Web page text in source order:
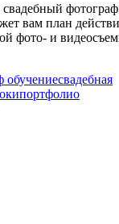
фотограф
вам план
фото- и
обучениесвадебная
портфолио